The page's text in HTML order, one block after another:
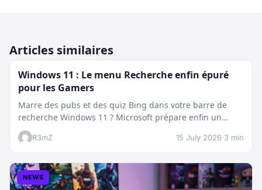
Articles similaires
Windows 11 : Le menu Recherche enfin épuré
pour les Gamers
Marre des pubs et des quiz Bing dans votre barre de
recherche Windows 11 ? Microsoft prépare enfin un
nettoyage…
R3mZ 15 July 2026·3 min
NEWS